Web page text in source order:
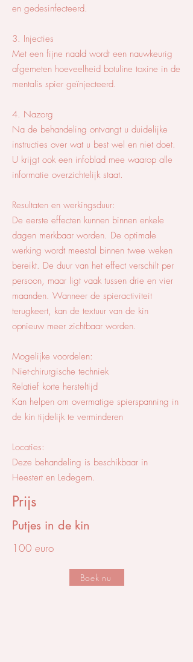
en gedesinfecteerd.
3. Injecties
Met een fijne naald wordt een nauwkeurig
afgemeten hoeveelheid botuline toxine in de
mentalis spier geïnjecteerd.
4. Nazorg
Na de behandeling ontvangt u duidelijke
instructies over wat u best wel en niet doet.
U krijgt ook een infoblad mee waarop alle
informatie overzichtelijk staat.
Resultaten en werkingsduur:
De eerste effecten kunnen binnen enkele
dagen merkbaar worden. De optimale
werking wordt meestal binnen twee weken
bereikt. De duur van het effect verschilt per
persoon, maar ligt vaak tussen drie en vier
maanden. Wanneer de spieractiviteit
terugkeert, kan de textuur van de kin
opnieuw meer zichtbaar worden.
Mogelijke voordelen:
Niet-chirurgische techniek
Relatief korte hersteltijd
Kan helpen om overmatige spierspanning in
de kin tijdelijk te verminderen
Locaties:
Deze behandeling is beschikbaar in
Heestert en Ledegem.
Prijs
Putjes in de kin
100 euro
Boek nu